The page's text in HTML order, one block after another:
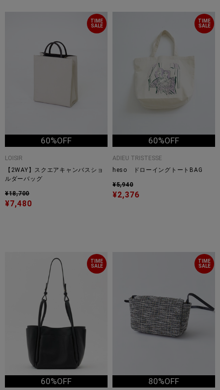
TIME
SALE
60%OFF
LOISIR
【2WAY】スクエアキャンバスショ
ルダーバッグ
¥18,700
¥7,480
TIME
SALE
60%OFF
ADIEU TRISTESSE
heso ドローイングトートBAG
¥5,940
¥2,376
TIME
SALE
60%OFF
TIME
SALE
80%OFF